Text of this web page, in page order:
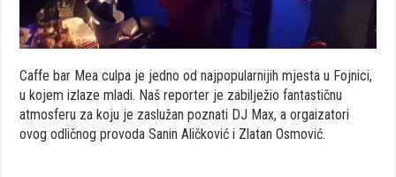
Caffe bar Mea culpa je jedno od najpopularnijih mjesta u Fojnici,
u kojem izlaze mladi. Naš reporter je zabilježio fantastičnu
atmosferu za koju je zaslužan poznati DJ Max, a orgaizatori
ovog odličnog provoda Sanin Aličković i Zlatan Osmović.